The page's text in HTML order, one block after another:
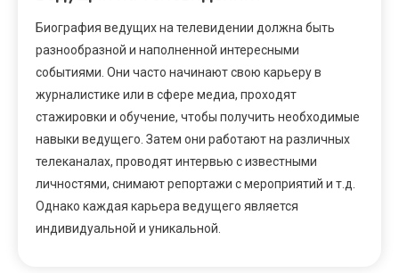
Биография ведущих на телевидении должна быть
разнообразной и наполненной интересными
событиями. Они часто начинают свою карьеру в
журналистике или в сфере медиа, проходят
стажировки и обучение, чтобы получить необходимые
навыки ведущего. Затем они работают на различных
телеканалах, проводят интервью с известными
личностями, снимают репортажи с мероприятий и т.д.
Однако каждая карьера ведущего является
индивидуальной и уникальной.